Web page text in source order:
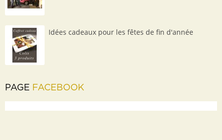
Idées cadeaux pour les fêtes de fin d'année
PAGE FACEBOOK